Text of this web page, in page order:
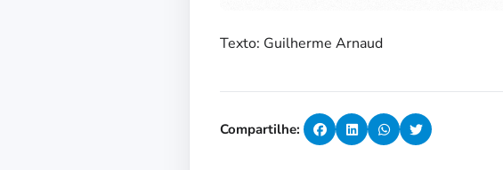
Texto: Guilherme Arnaud
Compartilhe: